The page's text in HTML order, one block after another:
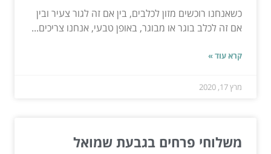
כשאנחנו רוכשים מזון לכלבים, בין אם זה לגור צעיר ובין
אם זה לכלב בוגר או מבוגר, באופן טבעי, אנחנו צריכים...
קרא עוד »
מרץ 17, 2020
משלוחי פרחים בגבעת שמואל